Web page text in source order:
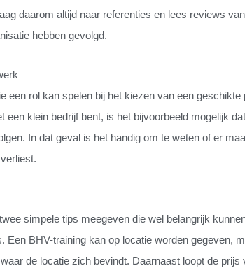
daarom altijd naar referenties en lees reviews
hebben gevolgd.
een rol kan spelen bij het kiezen van een
een klein bedrijf bent, is het bijvoorbeeld mogelijk
In dat geval is het handig om te weten of er
simpele tips meegeven die wel belangrijk
Een BHV-training kan op locatie worden gegeven,
de locatie zich bevindt. Daarnaast loopt de